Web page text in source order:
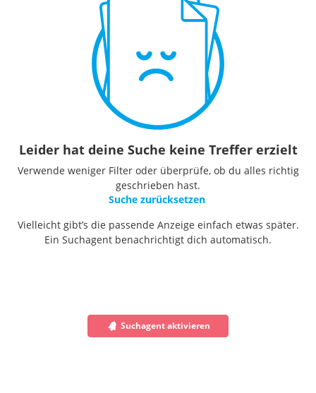
Leider hat deine Suche keine Treffer erzielt
Verwende weniger Filter oder überprüfe, ob du alles richtig
geschrieben hast.
Suche zurücksetzen
Vielleicht gibt’s die passende Anzeige einfach etwas später.
Ein Suchagent benachrichtigt dich automatisch.
Suchagent aktivieren